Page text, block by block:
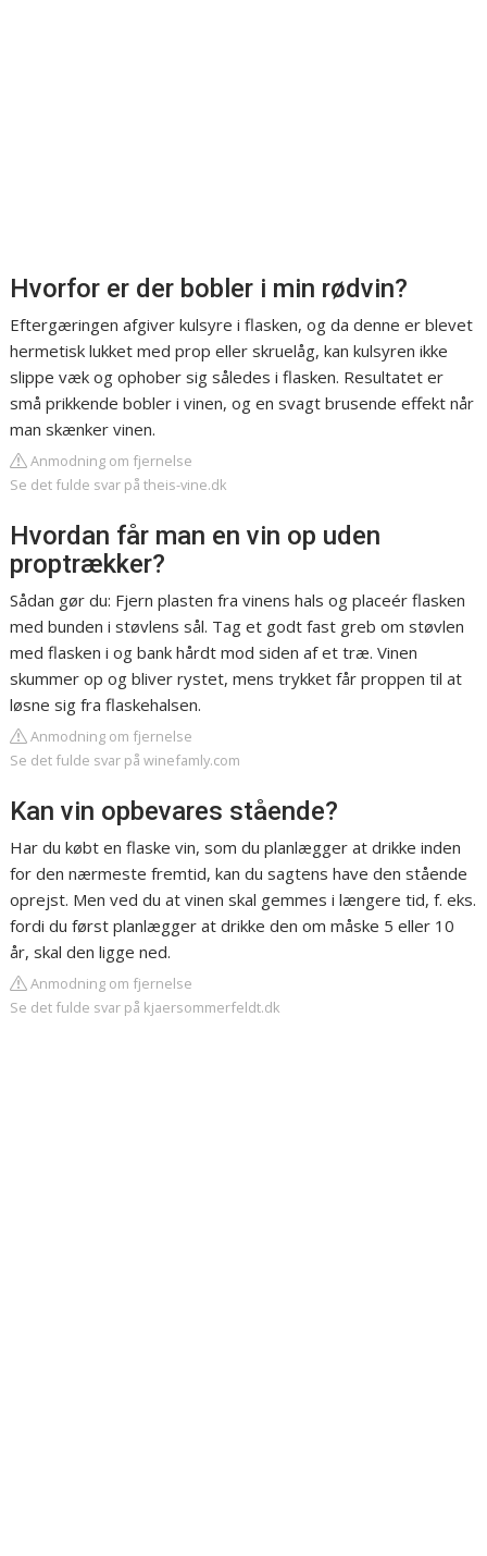
Hvorfor er der bobler i min rødvin?
Eftergæringen afgiver kulsyre i flasken, og da denne er blevet
hermetisk lukket med prop eller skruelåg, kan kulsyren ikke
slippe væk og ophober sig således i flasken. Resultatet er
små prikkende bobler i vinen, og en svagt brusende effekt når
man skænker vinen.
Anmodning om fjernelse
Se det fulde svar på theis-vine.dk
Hvordan får man en vin op uden
proptrækker?
Sådan gør du: Fjern plasten fra vinens hals og placeér flasken
med bunden i støvlens sål. Tag et godt fast greb om støvlen
med flasken i og bank hårdt mod siden af et træ. Vinen
skummer op og bliver rystet, mens trykket får proppen til at
løsne sig fra flaskehalsen.
Anmodning om fjernelse
Se det fulde svar på winefamly.com
Kan vin opbevares stående?
Har du købt en flaske vin, som du planlægger at drikke inden
for den nærmeste fremtid, kan du sagtens have den stående
oprejst. Men ved du at vinen skal gemmes i længere tid, f. eks.
fordi du først planlægger at drikke den om måske 5 eller 10
år, skal den ligge ned.
Anmodning om fjernelse
Se det fulde svar på kjaersommerfeldt.dk